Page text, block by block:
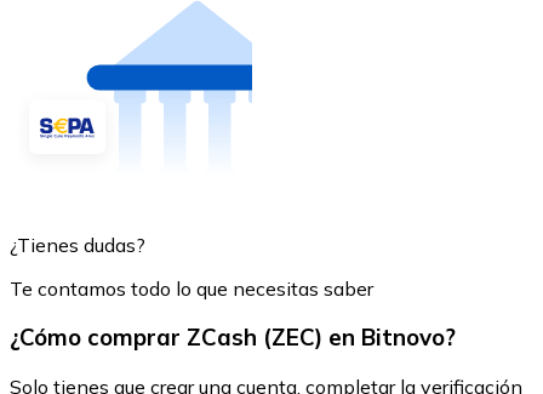
¿Tienes dudas?
Te contamos todo lo que necesitas saber
¿Cómo comprar ZCash (ZEC) en Bitnovo?
Solo tienes que crear una cuenta, completar la verificación